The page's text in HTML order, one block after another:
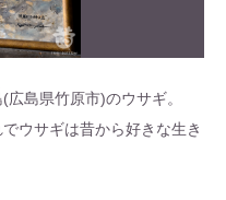
(広島県竹原市)のウサギ。
ウサギは昔から好きな生き